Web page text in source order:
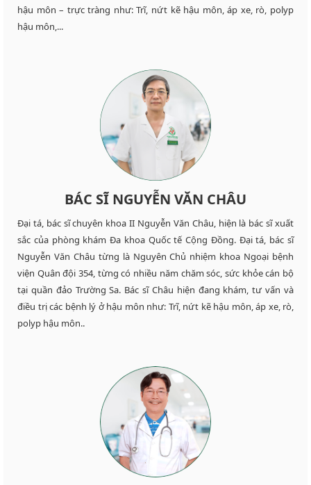
hậu môn – trực tràng như: Trĩ, nứt kẽ hậu môn, áp xe, rò, polyp
hậu môn,...
BÁC SĨ NGUYỄN VĂN CHÂU
Đại tá, bác sĩ chuyên khoa II Nguyễn Văn Châu, hiện là bác sĩ xuất
sắc của phòng khám Đa khoa Quốc tế Cộng Đồng. Đại tá, bác sĩ
Nguyễn Văn Châu từng là Nguyên Chủ nhiệm khoa Ngoại bệnh
viện Quân đội 354, từng có nhiều năm chăm sóc, sức khỏe cán bộ
tại quần đảo Trường Sa. Bác sĩ Châu hiện đang khám, tư vấn và
điều trị các bệnh lý ở hậu môn như: Trĩ, nứt kẽ hậu môn, áp xe, rò,
polyp hậu môn..